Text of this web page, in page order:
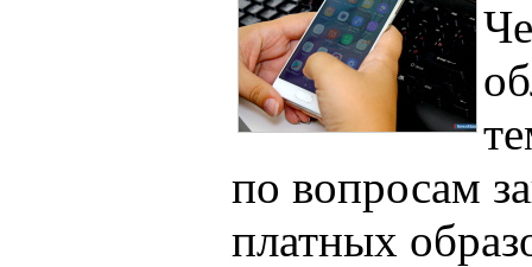
по вопросам
платных